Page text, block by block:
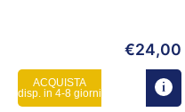
€24,00
ACQUISTA
disp. in 4-8 giorni